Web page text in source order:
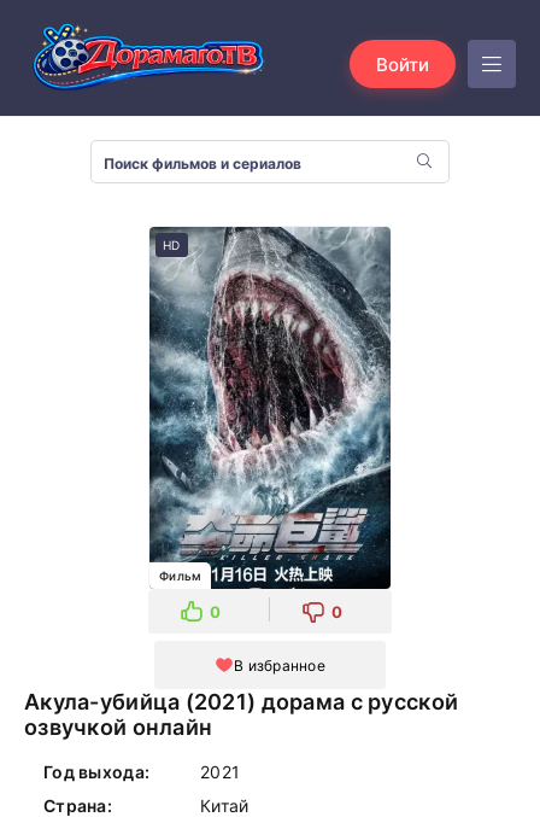
Войти
HD
Фильм
0 0
В избранное
Акула-убийца (2021) дорама с русской
озвучкой онлайн
Год выхода:
2021
Страна:
Китай